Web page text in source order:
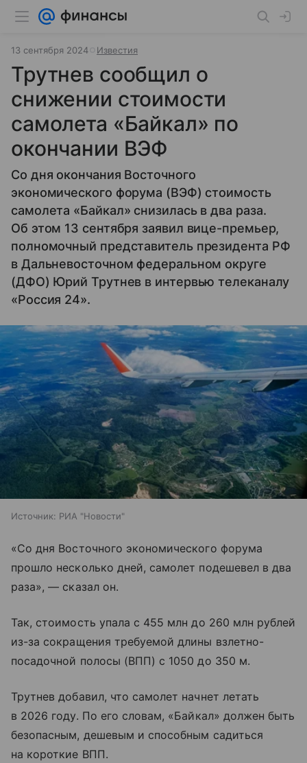
13 сентября 2024 Известия
Трутнев сообщил о
снижении стоимости
самолета «Байкал» по
окончании ВЭФ
Со дня окончания Восточного
экономического форума (ВЭФ) стоимость
самолета «Байкал» снизилась в два раза.
Об этом 13 сентября заявил вице-премьер,
полномочный представитель президента РФ
в Дальневосточном федеральном округе
(ДФО) Юрий Трутнев в интервью телеканалу
«Россия 24».
Источник: РИА "Новости"
«Со дня Восточного экономического форума
прошло несколько дней, самолет подешевел в два
раза», — сказал он.
Так, стоимость упала с 455 млн до 260 млн рублей
из-за сокращения требуемой длины взлетно-
посадочной полосы (ВПП) с 1050 до 350 м.
Трутнев добавил, что самолет начнет летать
в 2026 году. По его словам, «Байкал» должен быть
безопасным, дешевым и способным садиться
на короткие ВПП.